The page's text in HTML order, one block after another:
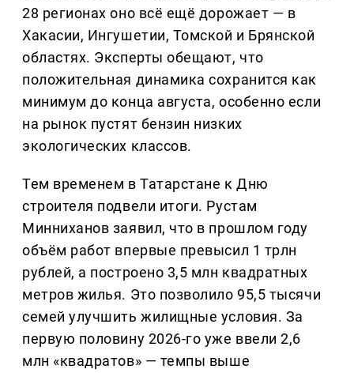
28 регионах оно всё ещё дорожает — в
Хакасии, Ингушетии, Томской и Брянской
областях. Эксперты обещают, что
положительная динамика сохранится как
минимум до конца августа, особенно если
на рынок пустят бензин низких
экологических классов.
Тем временем в Татарстане к Дню
строителя подвели итоги. Рустам
Минниханов заявил, что в прошлом году
объём работ впервые превысил 1 трлн
рублей, а построено 3,5 млн квадратных
метров жилья. Это позволило 95,5 тысячи
семей улучшить жилищные условия. За
первую половину 2026-го уже ввели 2,6
млн «квадратов» — темпы выше